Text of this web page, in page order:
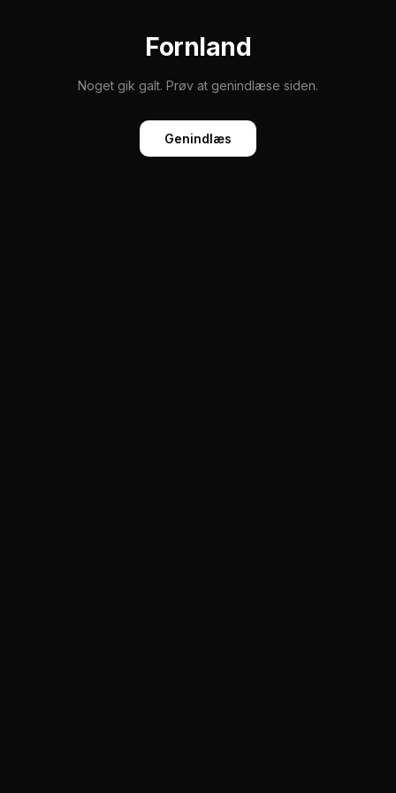
Fornland
Noget gik galt. Prøv at genindlæse siden.
Genindlæs